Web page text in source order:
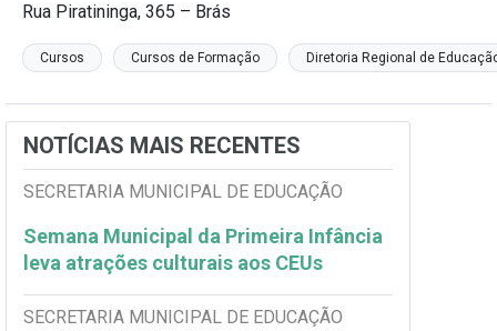
Rua Piratininga, 365 – Brás
Cursos Cursos de Formação Diretoria Regional de
NOTÍCIAS MAIS RECENTES
SECRETARIA MUNICIPAL DE EDUCAÇÃO
Semana Municipal da Primeira Infância
leva atrações culturais aos CEUs
SECRETARIA MUNICIPAL DE EDUCAÇÃO